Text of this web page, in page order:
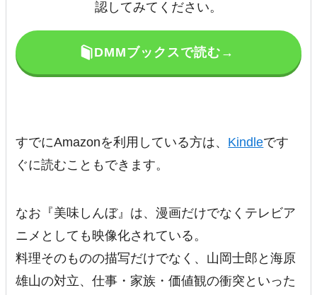
認してみてください。
DMMブックスで読む→
すでにAmazonを利用している方は、 Kindleです
ぐに読むこともできます。
なお『美味しんぼ』は、漫画だけでなくテレビア
ニメとしても映像化されている。
料理そのものの描写だけでなく、山岡士郎と海原
雄山の対立、仕事・家族・価値観の衝突といった